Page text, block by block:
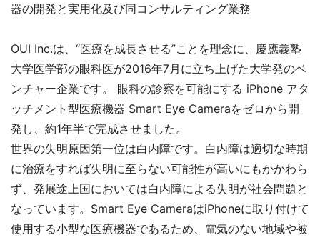
器の開発と実用化及び同コンサルティング業務
OUI Inc.は、“医療を成長させる”ことを理念に、慶應義塾
大学医学部の眼科医が2016年7月に立ち上げた大学発のベ
ンチャー企業です。 眼科の診察を可能にする iPhone アタ
ッチメント型医療機器 Smart Eye Cameraをゼロから開
発し、約1年半で完成させました。
世界の失明原因第一位は白内障です。白内障は適切な時期
に治療をすれば失明に至らない可能性が高いにもかかわら
ず、発展途上国においては白内障による失明が社会問題と
なっています。Smart Eye CameraはiPhoneに取り付けて
使用する小型な医療機器であるため、電気のない地域や被